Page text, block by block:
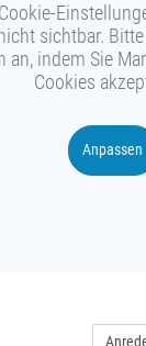
sichtbar.
an, indem Sie
Cookies
Anpassen
Anrede